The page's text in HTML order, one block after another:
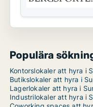
Populära
Kontorslokaler att hyra i
Butikslokaler att hyra i
Lagerlokaler att hyra i
Industrilokaler att hyra i